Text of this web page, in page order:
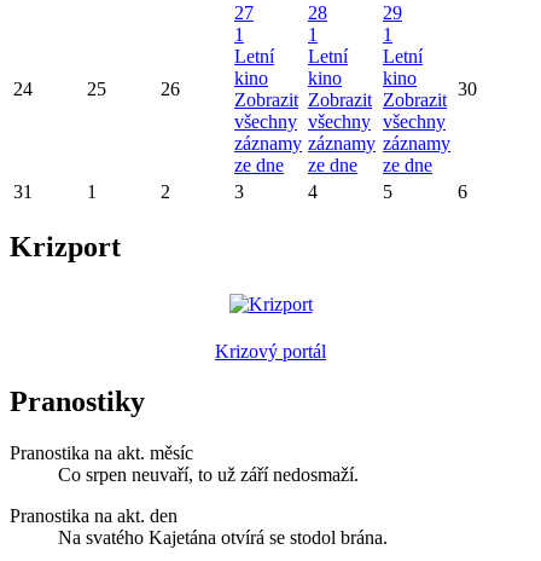
24 25 26
27
1
Letní
kino
Zobrazit
všechny
záznamy
ze dne
28
1
Letní
kino
Zobrazit
všechny
záznamy
ze dne
29
1
Letní
kino
Zobrazit
všechny
záznamy
ze dne
30
31 1 2 3 4 5 6
Krizport
Krizový portál
Pranostiky
Pranostika na akt. měsíc
Co srpen neuvaří, to už září nedosmaží.
Pranostika na akt. den
Na svatého Kajetána otvírá se stodol brána.